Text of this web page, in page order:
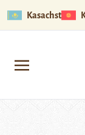
Kasachstan